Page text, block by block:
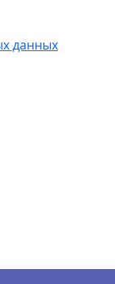
данных